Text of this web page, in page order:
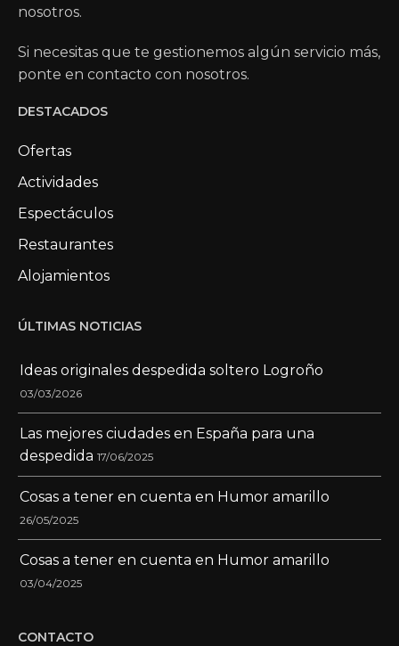
nosotros.
Si necesitas que te gestionemos algún servicio más,
ponte en contacto con nosotros.
DESTACADOS
Ofertas
Actividades
Espectáculos
Restaurantes
Alojamientos
ÚLTIMAS NOTICIAS
Ideas originales despedida soltero Logroño
03/03/2026
Las mejores ciudades en España para una
despedida 17/06/2025
Cosas a tener en cuenta en Humor amarillo
26/05/2025
Cosas a tener en cuenta en Humor amarillo
03/04/2025
CONTACTO